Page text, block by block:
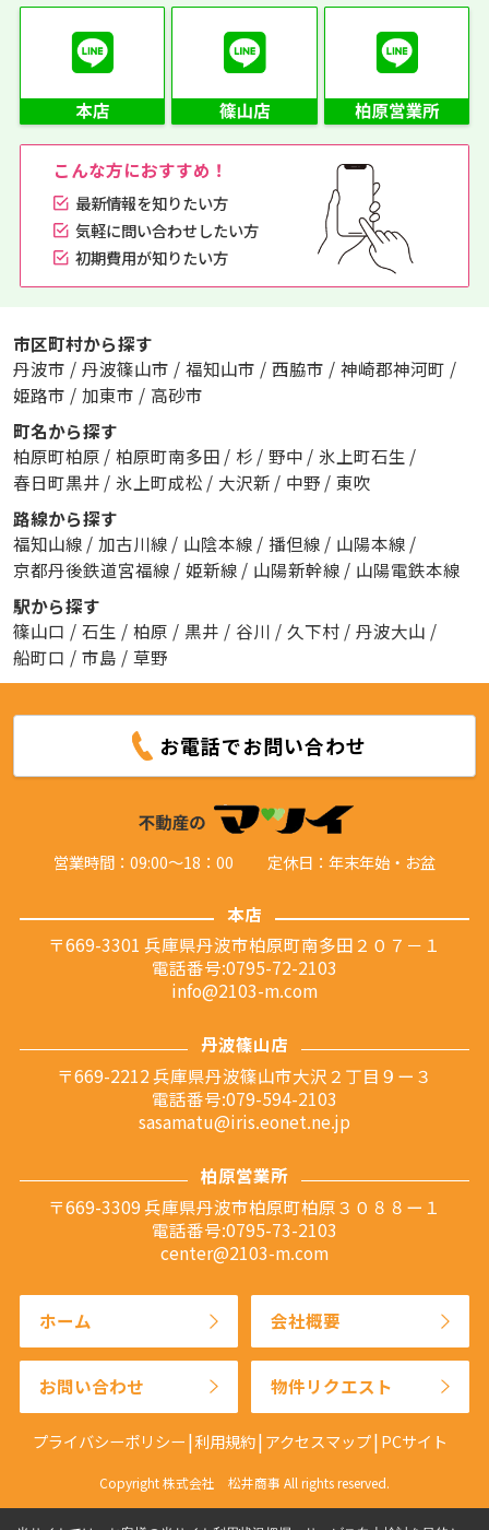
こんな方におすすめ！
最新情報を知りたい方
気軽に問い合わせしたい方
初期費用が知りたい方
市区町村から探す
丹波市 / 丹波篠山市 / 福知山市 / 西脇市 / 神崎郡神河町 /
姫路市 / 加東市 / 高砂市
町名から探す
柏原町柏原 / 柏原町南多田 / 杉 / 野中 / 氷上町石生 /
春日町黒井 / 氷上町成松 / 大沢新 / 中野 / 東吹
路線から探す
福知山線 / 加古川線 / 山陰本線 / 播但線 / 山陽本線 /
京都丹後鉄道宮福線 / 姫新線 / 山陽新幹線 / 山陽電鉄本線
駅から探す
篠山口 / 石生 / 柏原 / 黒井 / 谷川 / 久下村 / 丹波大山 /
船町口 / 市島 / 草野
お電話でお問い合わせ
営業時間：09:00～18：00 定休日：年末年始・お盆
本店
〒669-3301 兵庫県丹波市柏原町南多田２０７－１
電話番号:0795-72-2103
info@2103-m.com
丹波篠山店
〒669-2212 兵庫県丹波篠山市大沢２丁目９ー３
電話番号:079-594-2103
sasamatu@iris.eonet.ne.jp
柏原営業所
〒669-3309 兵庫県丹波市柏原町柏原３０８８ー１
電話番号:0795-73-2103
center@2103-m.com
ホーム 会社概要
お問い合わせ 物件リクエスト
プライバシーポリシー 利用規約 アクセスマップ PCサイト
Copyright 株式会社 松井商事 All rights reserved.